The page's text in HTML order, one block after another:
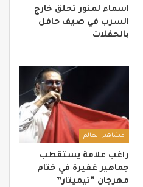
اسماء لمنور تحلق خارج
السرب في صيف حافل
بالحفلات
مشاهير العالم
راغب علامة يستقطب
جماهير غفيرة في ختام
مهرجان “تيميتار”